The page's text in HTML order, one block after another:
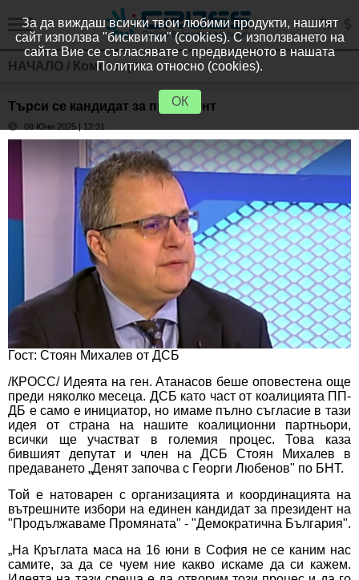
НАЧАЛО / Коментари
Търси се кандидат за президент
08 Юни 2025 | 12:31
Гост: Стоян Михалев от ДСБ
/КРОСС/ Идеята на ген. Атанасов беше оповестена още
преди няколко месеца. ДСБ като част от коалицията ПП-
ДБ е само е инициатор, но имаме пълно съгласие в тази
идея от страна на нашите коалиционни партньори,
всички ще участват в големия процес. Това каза
бившият депутат и член на ДСБ Стоян Михалев в
предаването „Денят започва с Георги Любенов" по БНТ.
Той е натоварен с организацията и координацията на
вътрешните избори на единен кандидат за президент на
"Продължаваме Промяната" - "Демократична България".
„На Кръглата маса на 16 юни в София не се каним нас
самите, за да се чуем ние какво искаме да си кажем.
За да виждаш всички твои любими продукти, нашият
сайт използва "бисквитки" (cookies). С използването на
сайта Вие се съгласявате с предвиденото в нашата
Политика относно (cookies).
ОК